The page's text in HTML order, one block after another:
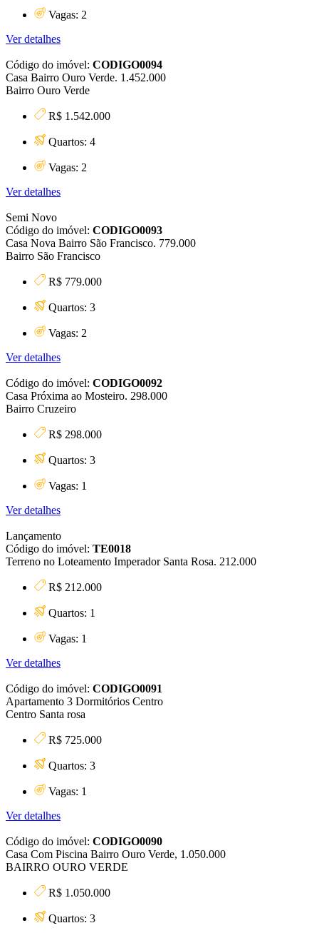
Vagas: 2
Ver detalhes
Código do imóvel: CODIGO0094
Casa Bairro Ouro Verde. 1.452.000
Bairro Ouro Verde
R$ 1.542.000
Quartos: 4
Vagas: 2
Ver detalhes
Semi Novo
Código do imóvel: CODIGO0093
Casa Nova Bairro São Francisco. 779.000
Bairro São Francisco
R$ 779.000
Quartos: 3
Vagas: 2
Ver detalhes
Código do imóvel: CODIGO0092
Casa Próxima ao Mosteiro. 298.000
Bairro Cruzeiro
R$ 298.000
Quartos: 3
Vagas: 1
Ver detalhes
Lançamento
Código do imóvel: TE0018
Terreno no Loteamento Imperador Santa Rosa. 212.000
R$ 212.000
Quartos: 1
Vagas: 1
Ver detalhes
Código do imóvel: CODIGO0091
Apartamento 3 Dormitórios Centro
Centro Santa rosa
R$ 725.000
Quartos: 3
Vagas: 1
Ver detalhes
Código do imóvel: CODIGO0090
Casa Com Piscina Bairro Ouro Verde, 1.050.000
BAIRRO OURO VERDE
R$ 1.050.000
Quartos: 3